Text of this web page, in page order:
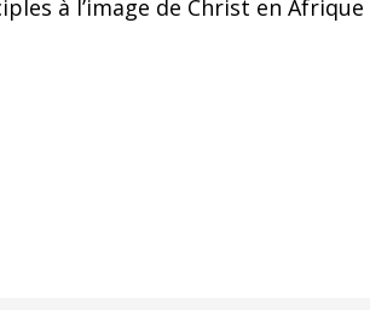
à l’image de Christ en